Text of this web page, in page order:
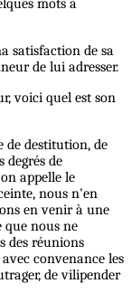
mots à
satisfaction de sa
de lui adresser.
voici quel est son
de destitution, de
degrés de
appelle le
nous n'en
en venir à une
que nous ne
des réunions
convenance les
de vilipender